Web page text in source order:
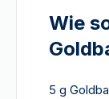
Wie
5 g